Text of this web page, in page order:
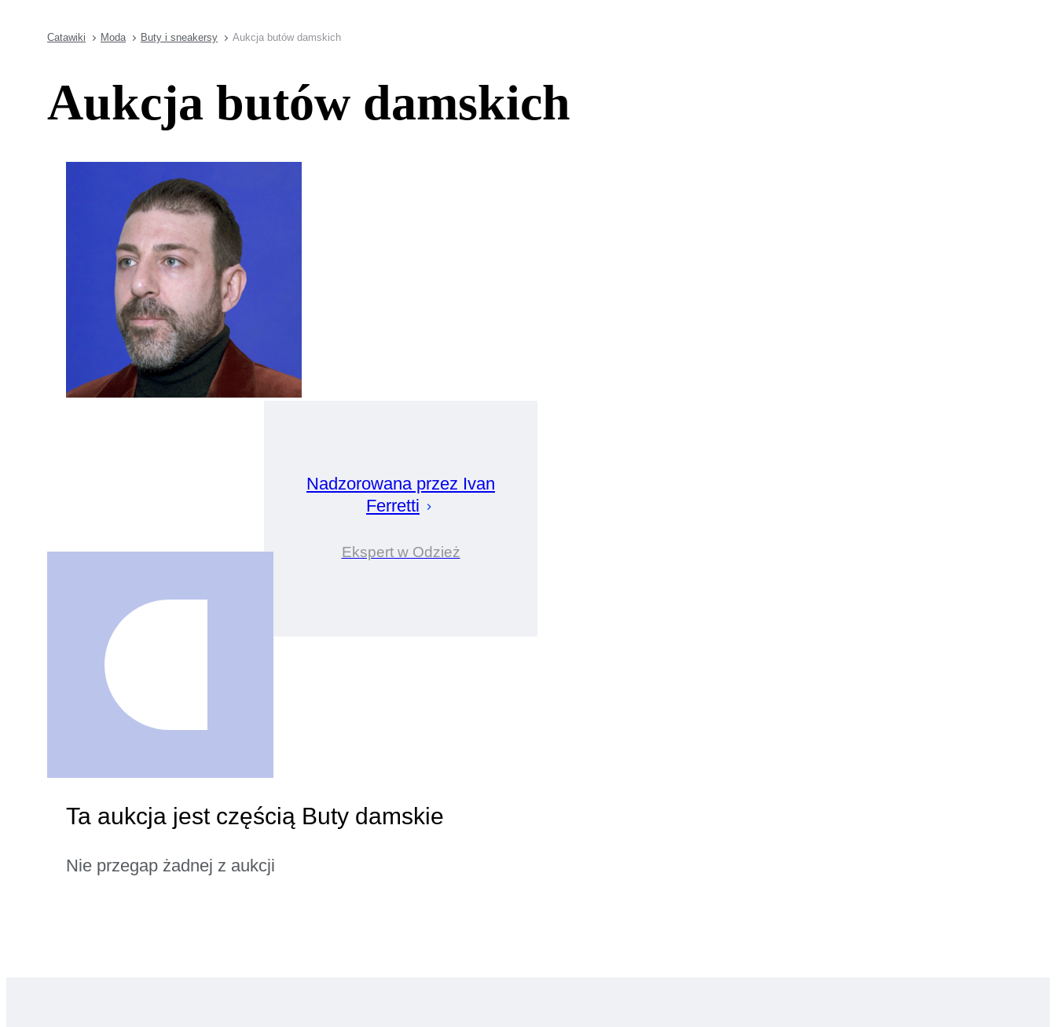
Catawiki Moda Buty i sneakersy Aukcja butów damskich
Aukcja butów damskich
Nadzorowana przez Ivan
Ferretti
Ekspert w Odzież
Ta aukcja jest częścią Buty damskie
Nie przegap żadnej z aukcji